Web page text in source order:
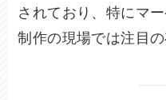
されており、特にマ
制作の現場では注目